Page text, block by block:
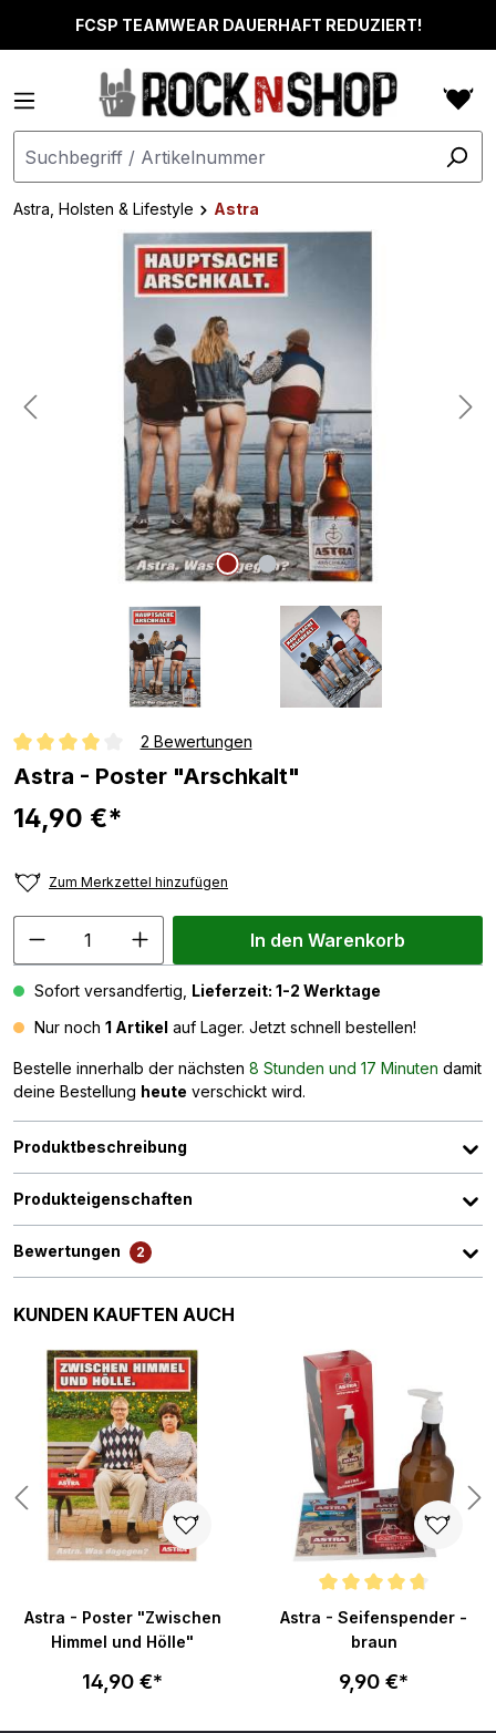
springenFCSP TEAMWEAR DAUERHAFT REDUZIERT!
Astra, Holsten & Lifestyle
Astra
Bildergalerie überspringen
Durchschnittliche Bewertung von 4 von 5 Sternen
2 Bewertungen
Astra - Poster "Arschkalt"
14,90 €*
Zum Merkzettel hinzufügen
In den Warenkorb
Sofort versandfertig, Lieferzeit: 1-2 Werktage
Nur noch 1 Artikel auf Lager. Jetzt schnell bestellen!
Bestelle innerhalb der nächsten 8 Stunden und 17 Minuten damit
deine Bestellung heute verschickt wird.
Produktbeschreibung
Produkteigenschaften
Bewertungen 2
Produktgalerie überspringen
KUNDEN KAUFTEN AUCH
Astra - Poster "Zwischen
Himmel und Hölle"
14,90 €*
Durchschnittliche Bewertung
Astra - Seifenspender -
braun
9,90 €*